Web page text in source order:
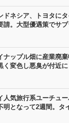
ドネシア、トヨタに
請。大型優遇策でサプ
ナップル畑に産業廃
く変色し悪臭が付近に
人気旅行系ユーチュ
明となって2週間。タ